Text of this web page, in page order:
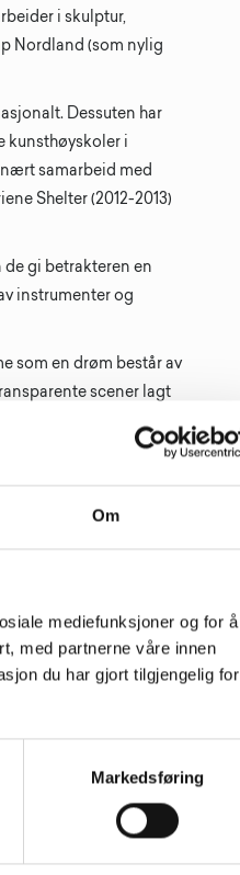
Om
mediefunksjoner og for å
med partnerne våre innen
du har gjort tilgjengelig for
Markedsføring
i skulptur,
Nordland (som nylig
Dessuten har
kunsthøyskoler i
samarbeid med
Shelter (2012-2013)
de gi betrakteren en
instrumenter og
som en drøm består av
scener lagt
– og sammen reiser
veksthus,
Og hunder.
Per Maningsbilder: ’Vi
dødsriket. Kerberos
hode, men de kan til
som en velkomst –
andre fra Kjeld Stubs